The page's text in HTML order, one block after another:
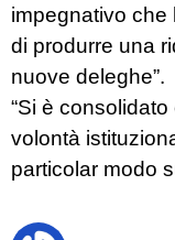
impegnativo che
di produrre una
nuove deleghe”.
“Si è
volontà
particolar modo